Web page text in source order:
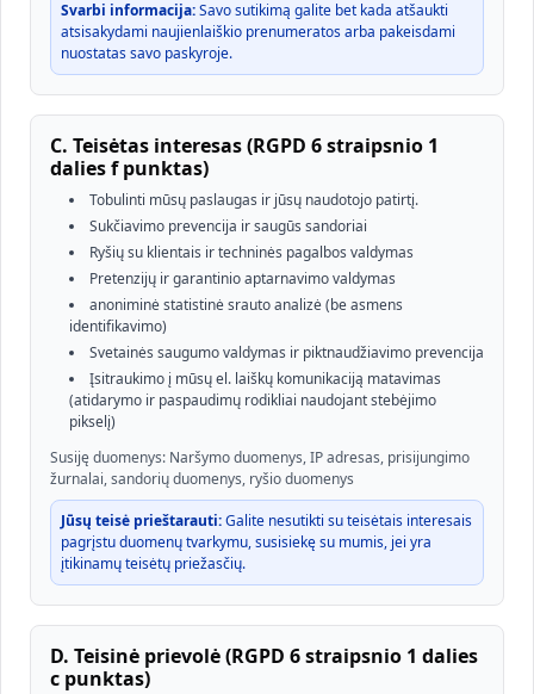
Svarbi informacija:Savo sutikimą galite bet kada atšaukti
atsisakydami naujienlaiškio prenumeratos arba pakeisdami
nuostatas savo paskyroje.
C. Teisėtas interesas (RGPD 6 straipsnio 1
dalies f punktas)
Tobulinti mūsų paslaugas ir jūsų naudotojo patirtį.
Sukčiavimo prevencija ir saugūs sandoriai
Ryšių su klientais ir techninės pagalbos valdymas
Pretenzijų ir garantinio aptarnavimo valdymas
anoniminė statistinė srauto analizė (be asmens
identifikavimo)
Svetainės saugumo valdymas ir piktnaudžiavimo prevencija
Įsitraukimo į mūsų el. laiškų komunikaciją matavimas
(atidarymo ir paspaudimų rodikliai naudojant stebėjimo
pikselį)
Susiję duomenys: Naršymo duomenys, IP adresas, prisijungimo
žurnalai, sandorių duomenys, ryšio duomenys
Jūsų teisė prieštarauti:Galite nesutikti su teisėtais interesais
pagrįstu duomenų tvarkymu, susisiekę su mumis, jei yra
įtikinamų teisėtų priežasčių.
D. Teisinė prievolė (RGPD 6 straipsnio 1 dalies
c punktas)